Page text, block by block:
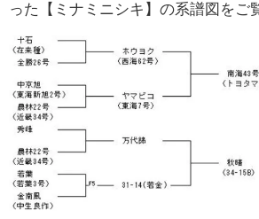
った【ミナミニシキ】の系譜図をご